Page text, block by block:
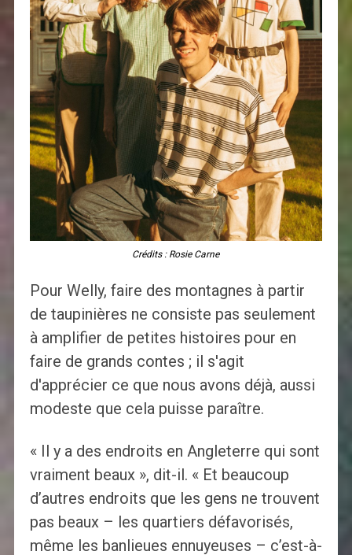
Crédits : Rosie Carne
Pour Welly, faire des montagnes à partir
de taupinières ne consiste pas seulement
à amplifier de petites histoires pour en
faire de grands contes ; il s'agit
d'apprécier ce que nous avons déjà, aussi
modeste que cela puisse paraître.
« Il y a des endroits en Angleterre qui sont
vraiment beaux », dit-il. « Et beaucoup
d’autres endroits que les gens ne trouvent
pas beaux – les quartiers défavorisés,
même les banlieues ennuyeuses – c’est-à-